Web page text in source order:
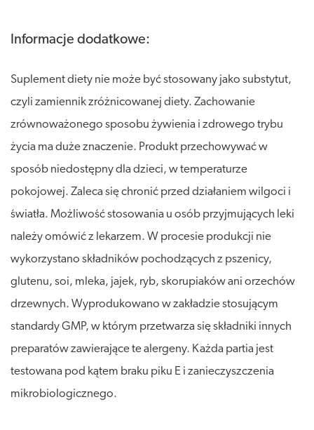
Informacje dodatkowe:
Suplement diety nie może być stosowany jako substytut,
czyli zamiennik zróżnicowanej diety. Zachowanie
zrównoważonego sposobu żywienia i zdrowego trybu
życia ma duże znaczenie. Produkt przechowywać w
sposób niedostępny dla dzieci, w temperaturze
pokojowej. Zaleca się chronić przed działaniem wilgoci i
światła. Możliwość stosowania u osób przyjmujących leki
należy omówić z lekarzem. W procesie produkcji nie
wykorzystano składników pochodzących z pszenicy,
glutenu, soi, mleka, jajek, ryb, skorupiaków ani orzechów
drzewnych. Wyprodukowano w zakładzie stosującym
standardy GMP, w którym przetwarza się składniki innych
preparatów zawierające te alergeny. Każda partia jest
testowana pod kątem braku piku E i zanieczyszczenia
mikrobiologicznego.